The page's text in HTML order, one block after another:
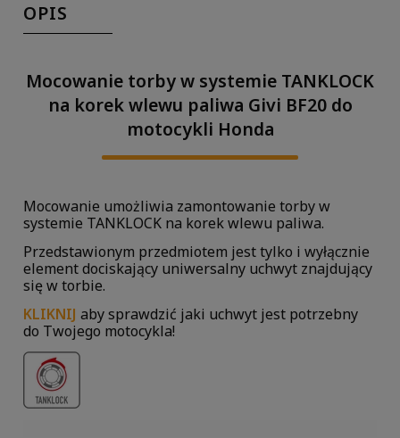
OPIS
Mocowanie torby w systemie TANKLOCK
na korek wlewu paliwa Givi BF20 do
motocykli Honda
Mocowanie umożliwia zamontowanie torby w
systemie TANKLOCK na korek wlewu paliwa.
Przedstawionym przedmiotem jest tylko i wyłącznie
element dociskający uniwersalny uchwyt znajdujący
się w torbie.
KLIKNIJ aby sprawdzić jaki uchwyt jest potrzebny
do Twojego motocykla!